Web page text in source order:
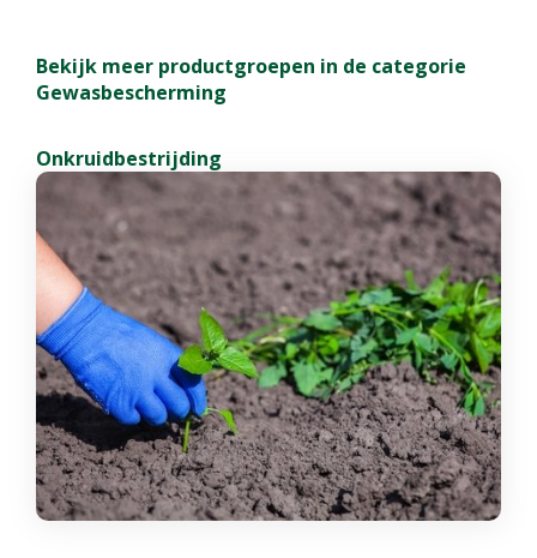
Bekijk meer productgroepen in de categorie
Gewasbescherming
Onkruidbestrijding